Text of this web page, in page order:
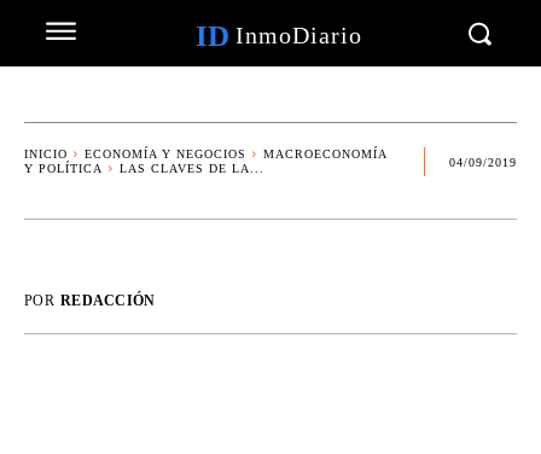
ID InmoDiario
INICIO ECONOMÍA Y NEGOCIOS
MACROECONOMÍA
Y POLÍTICA
LAS CLAVES DE LA...
04/09/2019
POR REDACCIÓN